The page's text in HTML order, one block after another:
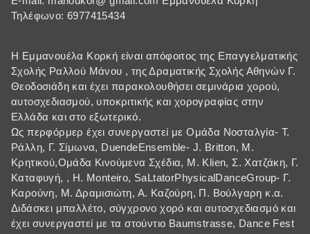
Τηλέφωνο: 6977415434
Η Εμμανουέλα Κορκή είναι απόφοιτος της Επαγγελματικής
Σχολής Ραλλού Μάνου , της Δραματικής Σχολής Αθηνών Γ.
Θεοδοσιάδη και έχει παρακολουθήσει σεμινάρια χορού,
αυτοσχεδιασμού, υποκριτικής και χορογραφίας στην
Ελλάδα και στο εξωτερικό.
Ως περφόρμερ έχει συνεργαστεί με Ομάδα Νοσταλγία- Τ.
Ράλλη, Γ. Σίμωνα, DuendeEnsemble- J. Britton, Μ.
Κρητικού,Ομάδα Κινούμενα Σχέδια, Μ. Κlien, Σ. Χατζάκη, Γ.
Καταφυγή, , Η. Μοnteiro, SaLtatorPhysicalDanceGroup- Γ.
Καρούνη, Μ. Δραμισιώτη, Α. Καζούρη, Π. Βούλγαρη κ.α.
Διδάσκει μπαλλέτο, σύγχρονο χορό και αυτοσχεδιασμό και
έχει συνεργαστεί με τα στούντιο Baumstrasse, Dance Fest